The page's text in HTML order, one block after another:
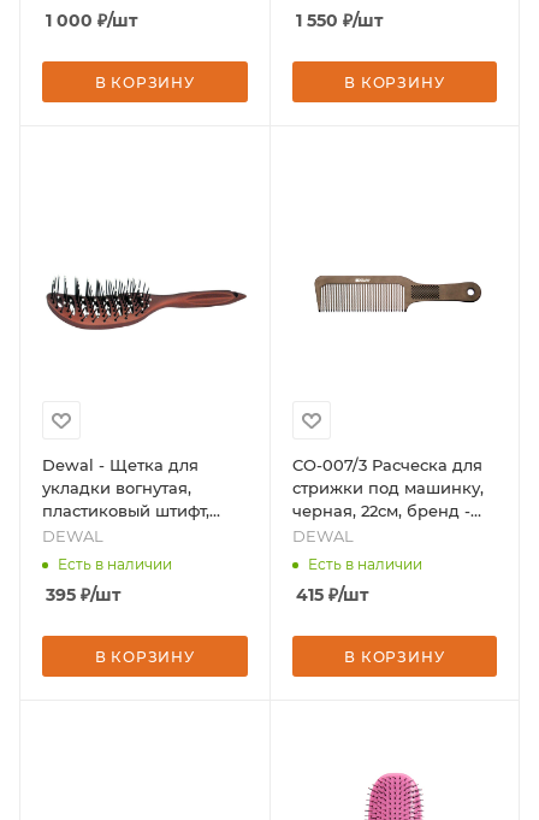
1 000 ₽/шт
В КОРЗИНУ
1 550 ₽/шт
В КОРЗИНУ
Dewal - Щетка для
укладки вогнутая,
пластиковый штифт,
коричневая, 9 рядов,
бренд - DEWAL
DEWAL
Есть в наличии
395 ₽/шт
В КОРЗИНУ
CO-007/3 Расческа для
стрижки под машинку,
черная, 22см, бренд -
DEWAL
DEWAL
Есть в наличии
415₽/шт
В КОРЗИНУ